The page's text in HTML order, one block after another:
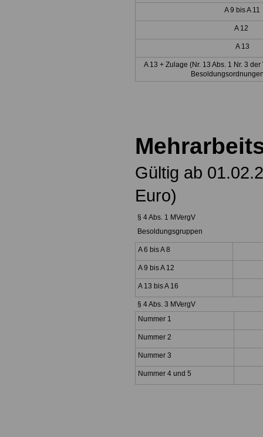
A 9 bis A 11
A 12
A 13
A 13 + Zulage (Nr. 13 Abs. 1 Nr. 3
Gültig ab
Euro)
§ 4 Abs. 1 MVergV
Besoldungsgruppen
A 6 bis A 8
A 9 bis A 12
A 13 bis A 16
§ 4 Abs. 3 MVergV
Nummer 1
Nummer 2
Nummer 3
Nummer 4 und 5